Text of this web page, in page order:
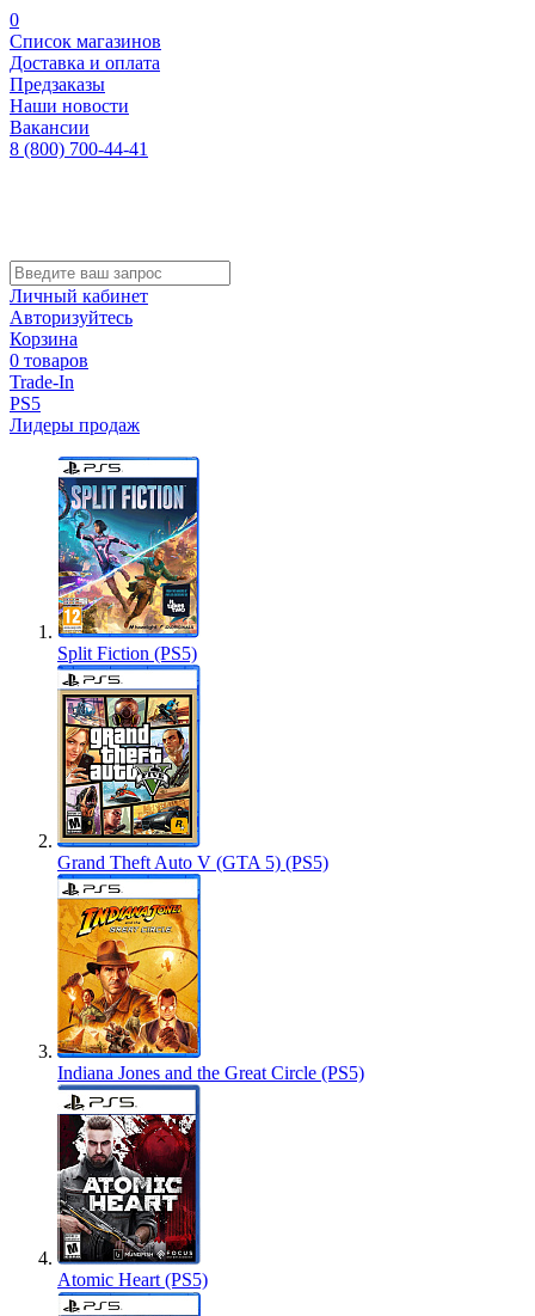
0
Список магазинов
Доставка и оплата
Предзаказы
Наши новости
Вакансии
8 (800) 700-44-41
Личный кабинет
Авторизуйтесь
Корзина
0 товаров
Trade-In
PS5
Лидеры продаж
Split Fiction (PS5)
Grand Theft Auto V (GTA 5) (PS5)
Indiana Jones and the Great Circle (PS5)
Atomic Heart (PS5)